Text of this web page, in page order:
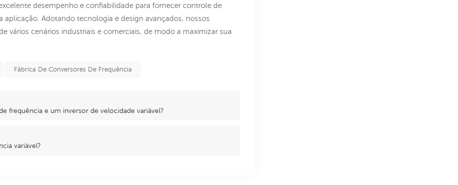
desempenho e confiabilidade para fornecer controle de
aplicação. Adotando tecnologia e design avançados, nossos
vários cenários industriais e comerciais, de modo a maximizar sua
Fábrica De Conversores De Frequência
frequência e um inversor de velocidade variável?
variável?